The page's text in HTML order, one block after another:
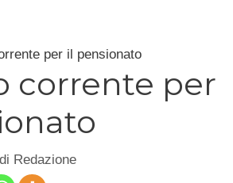
per il pensionato
corrente per
di Redazione